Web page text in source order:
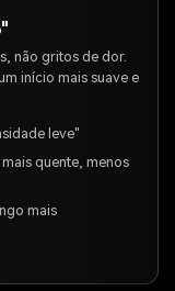
não gritos de dor.
início mais suave e
leve"
quente, menos
mais